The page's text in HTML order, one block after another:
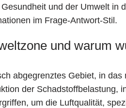
und der Umwelt in
im Frage-Antwort-Stil.
und warum
abgegrenztes Gebiet, in
der Schadstoffbelastung,
um die Luftqualität,